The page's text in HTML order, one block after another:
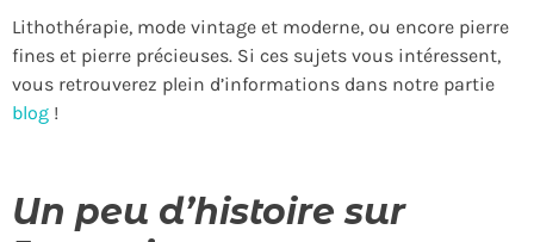
Lithothérapie, mode vintage et moderne, ou encore pierre
fines et pierre précieuses. Si ces sujets vous intéressent,
vous retrouverez plein d’informations dans notre partie
blog !
Un peu d’histoire sur